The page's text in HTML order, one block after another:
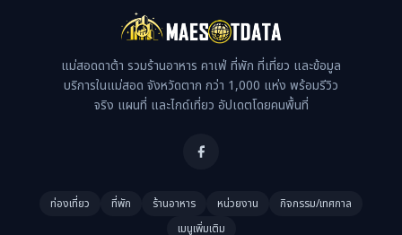
แม่สอดดาต้า รวมร้านอาหาร คาเฟ่ ที่พัก ที่เที่ยว และข้อมูล
บริการในแม่สอด จังหวัดตาก กว่า 1,000 แห่ง พร้อมรีวิว
จริง แผนที่ และไกด์เที่ยว อัปเดตโดยคนพื้นที่
ท่องเที่ยว ที่พัก ร้านอาหาร หน่วยงาน
กิจกรรม/เทศกาล
เมนูเพิ่มเติม